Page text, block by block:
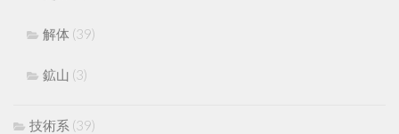
解体 (39)
鉱山 (3)
技術系 (39)